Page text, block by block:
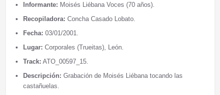
Informante: Moisés Liébana Voces (70 años).
Recopiladora: Concha Casado Lobato.
Fecha: 03/01/2001.
Lugar: Corporales (Trueitas), León.
Track: ATO_00597_15.
Descripción: Grabación de Moisés Liébana tocando las
castañuelas.